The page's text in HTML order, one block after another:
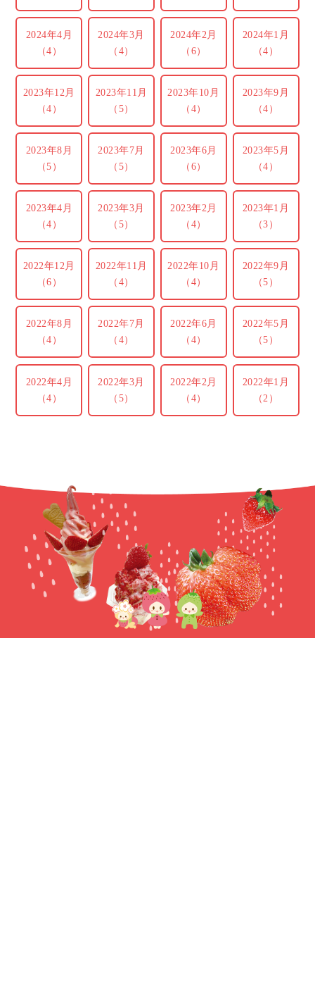
2024年4月
（4）
2024年3月
（4）
2024年2月
（6）
2024年1月
（4）
2023年12月
（4）
2023年11月
（5）
2023年10月
（4）
2023年9月
（4）
2023年8月
（5）
2023年7月
（5）
2023年6月
（6）
2023年5月
（4）
2023年4月
（4）
2023年3月
（5）
2023年2月
（4）
2023年1月
（3）
2022年12月
（6）
2022年11月
（4）
2022年10月
（4）
2022年9月
（5）
2022年8月
（4）
2022年7月
（4）
2022年6月
（4）
2022年5月
（5）
2022年4月
（4）
2022年3月
（5）
2022年2月
（4）
2022年1月
（2）